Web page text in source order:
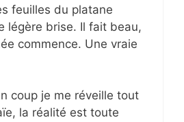
feuilles du platane
légère brise. Il fait beau,
commence. Une vraie
coup je me réveille tout
la réalité est toute